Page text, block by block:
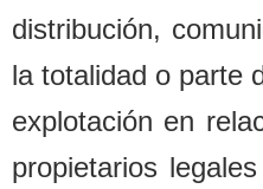
distribución,
la totalidad o parte
explotación en
propietarios legales